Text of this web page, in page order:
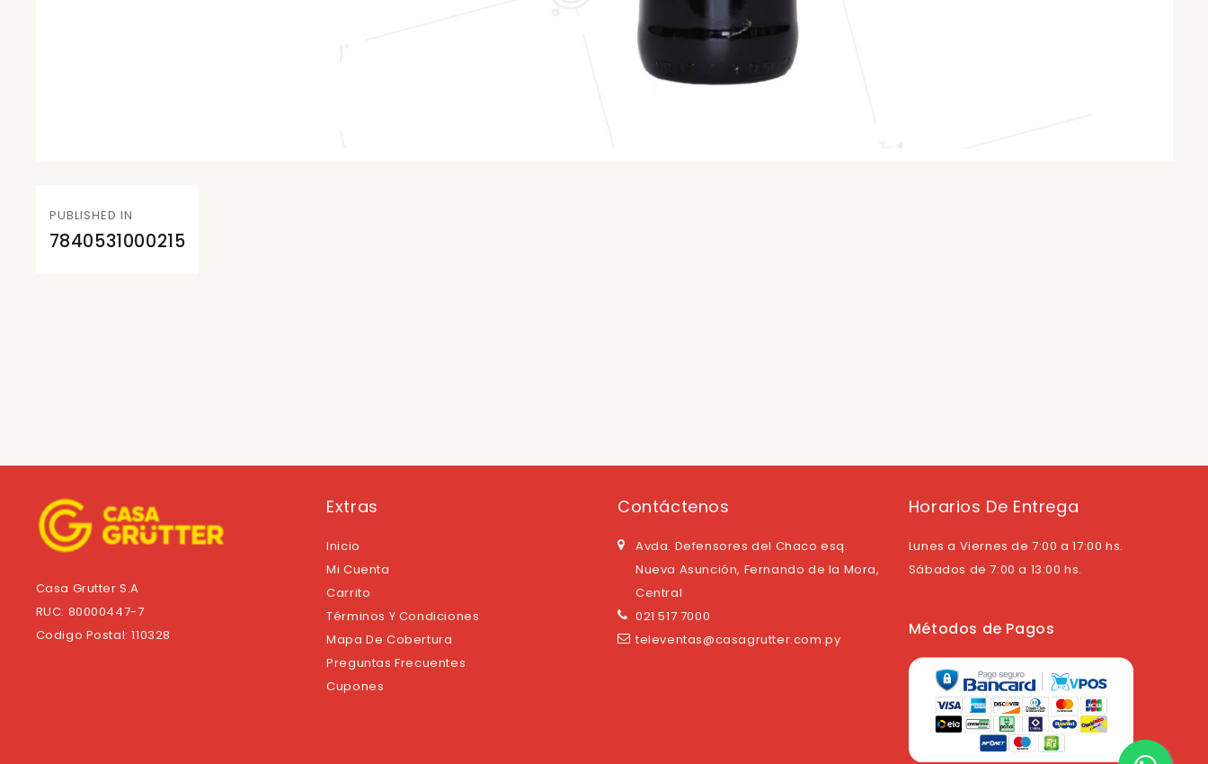
de
entradas
PUBLISHED IN
7840531000215
Casa Grutter S.A
RUC: 80000447-7
Codigo Postal: 110328
Extras
Inicio
Mi Cuenta
Carrito
Términos Y Condiciones
Mapa De Cobertura
Preguntas Frecuentes
Cupones
Contáctenos
Avda. Defensores del Chaco esq.
Nueva Asunción, Fernando de la Mora,
Central
021 517 7000
televentas@casagrutter.com.py
Horarios De Entrega
Lunes a Viernes de 7:00 a 17:00 hs.
Sábados de 7:00 a 13:00 hs.
Métodos de Pagos